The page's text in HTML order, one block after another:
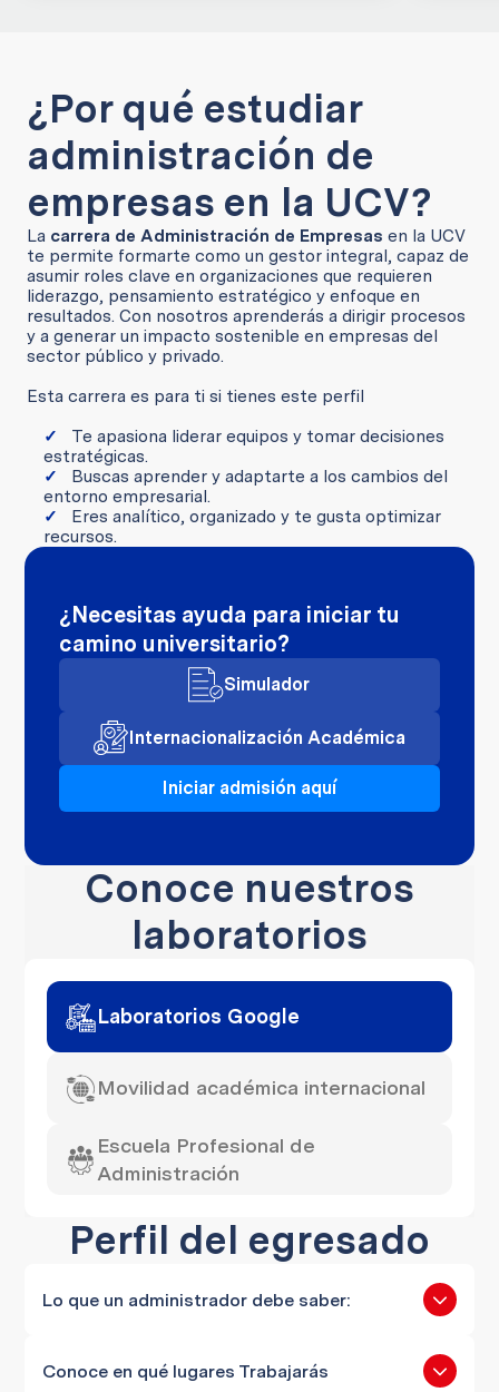
¿Por qué estudiar
administración de
empresas en la UCV?
La carrera de Administración de Empresas en la UCV
te permite formarte como un gestor integral, capaz de
asumir roles clave en organizaciones que requieren
liderazgo, pensamiento estratégico y enfoque en
resultados. Con nosotros aprenderás a dirigir procesos
y a generar un impacto sostenible en empresas del
sector público y privado.
Esta carrera es para ti si tienes este perfil
Te apasiona liderar equipos y tomar decisiones
estratégicas.
Buscas aprender y adaptarte a los cambios del
entorno empresarial.
Eres analítico, organizado y te gusta optimizar
recursos.
¿Necesitas ayuda para iniciar tu
camino universitario?
Simulador
Internacionalización Académica
Iniciar admisión aquí
Conoce nuestros
laboratorios
Laboratorios Google
Movilidad académica internacional
Escuela Profesional de
Administración
Perfil del egresado
Lo que un administrador debe saber:
Gestiona procesos
Conoce en qué lugares Trabajarás